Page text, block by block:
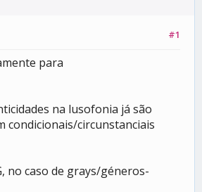
#1
para
na lusofonia já são
condicionais/circunstanciais
no caso de grays/géneros-